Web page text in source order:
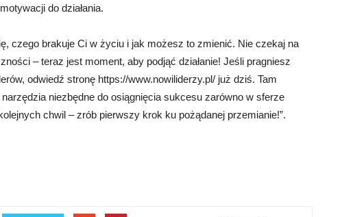
do działania.
czego brakuje Ci w życiu i jak możesz to zmienić. Nie czekaj na
– teraz jest moment, aby podjąć działanie! Jeśli pragniesz
odwiedź stronę https://www.nowiliderzy.pl/ już dziś. Tam
niezbędne do osiągnięcia sukcesu zarówno w sferze
chwil – zrób pierwszy krok ku pożądanej przemianie!”.